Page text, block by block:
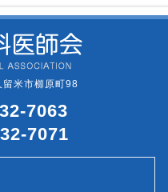
米市櫛原町98
7063
7071